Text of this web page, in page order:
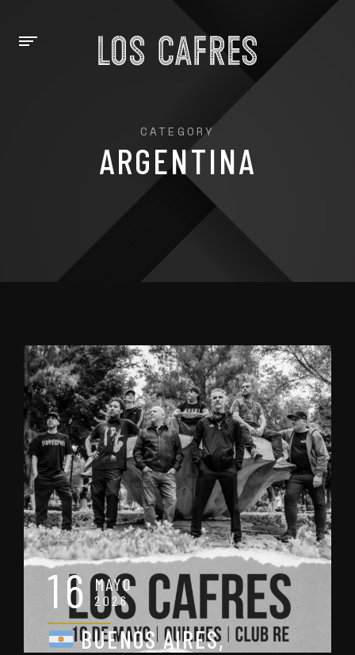
CATEGORY
ARGENTINA
16 MAYO
2026
BUENOS AIRES,